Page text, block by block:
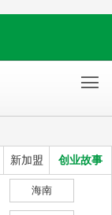

新加盟 创业故事
海南